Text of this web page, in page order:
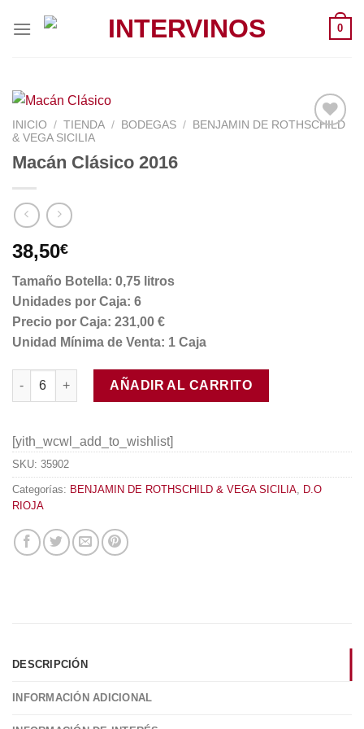
0
INICIO / TIENDA / BODEGAS /
BENJAMIN DE ROTHSCHILD
& VEGA SICILIA
Macán Clásico 2016
38,50€
Tamaño Botella: 0,75 litros
Unidades por Caja: 6
Precio por Caja: 231,00 €
Unidad Mínima de Venta: 1 Caja
Macán Clásico 2016 cantidad
AÑADIR AL CARRITO
[yith_wcwl_add_to_wishlist]
SKU: 35902
Categorías: BENJAMIN DE ROTHSCHILD & VEGA SICILIA, D.O
RIOJA
DESCRIPCIÓN
INFORMACIÓN ADICIONAL